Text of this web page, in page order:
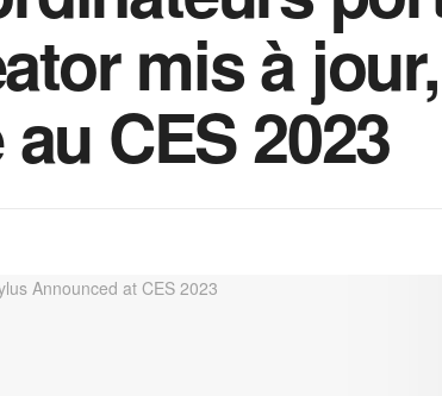
mis à
CES 2023